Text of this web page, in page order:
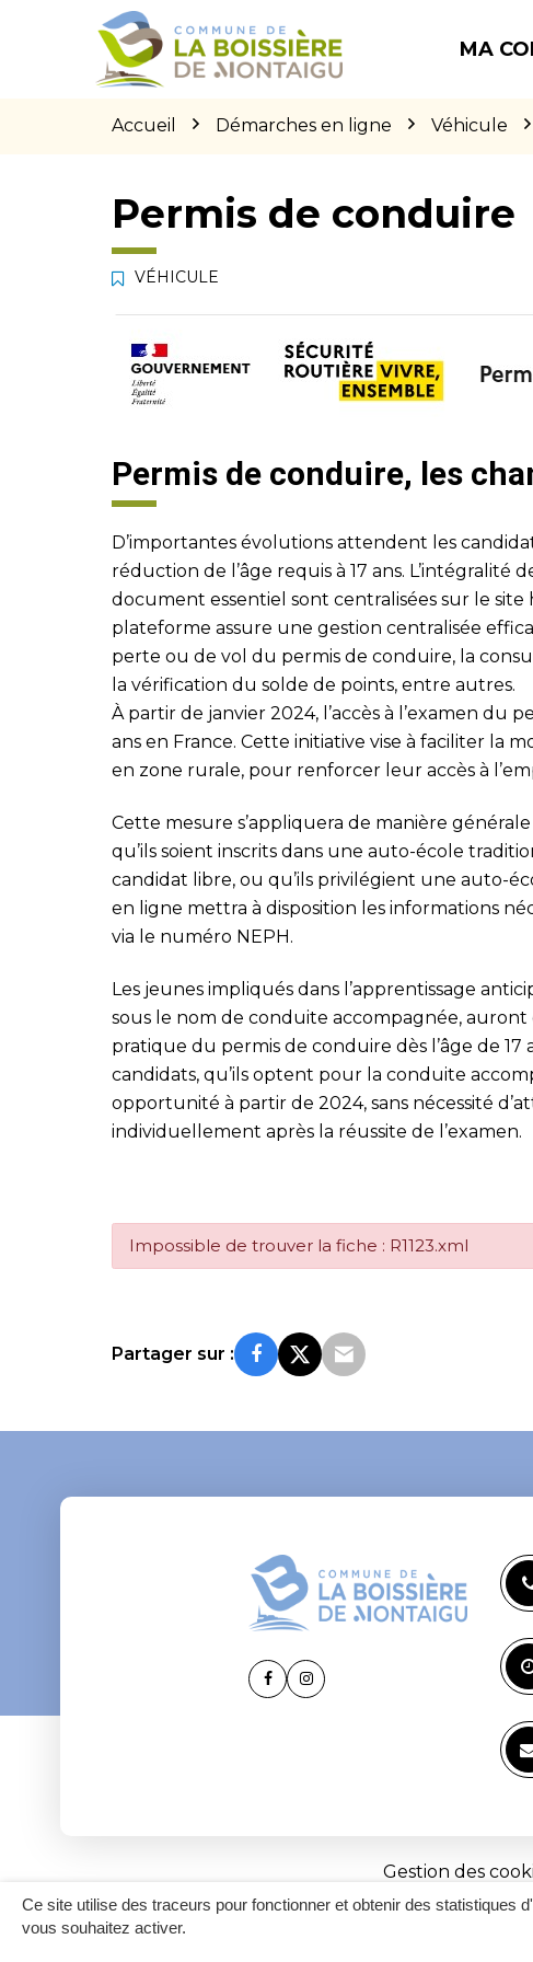
Gestion des traceurs
Ce site utilise des traceurs pour fonctionner et obtenir des statistiques
vous souhaitez activer.
MA
Accueil Démarches en ligne Véhicule
Permis de conduire
VÉHICULE
Permis de conduire, les
D’importantes évolutions attendent les
réduction de l’âge requis à 17 ans. L’intégralité
document essentiel sont centralisées sur le site
plateforme assure une gestion centralisée
perte ou de vol du permis de conduire, la
la vérification du solde de points, entre autres.
À partir de janvier 2024, l’accès à l’examen du
ans en France. Cette initiative vise à faciliter la
en zone rurale, pour renforcer leur accès à
Cette mesure s’appliquera de manière
qu’ils soient inscrits dans une auto-école
candidat libre, ou qu’ils privilégient une auto-
en ligne mettra à disposition les informations
via le numéro NEPH.
Les jeunes impliqués dans l’apprentissage
sous le nom de conduite accompagnée, auront
pratique du permis de conduire dès l’âge de
candidats, qu’ils optent pour la conduite
opportunité à partir de 2024, sans nécessité
individuellement après la réussite de l’examen.
Impossible de trouver la fiche : R1123.xml
Partager sur :
Lien Lien
Gestion des